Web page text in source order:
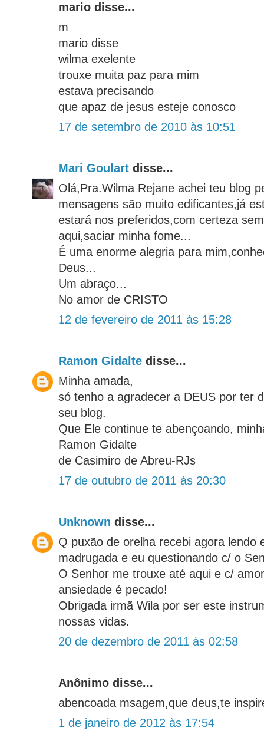
mario disse...
m
mario disse
wilma exelente
trouxe muita paz para mim
estava precisando
que apaz de jesus esteje conosco
17 de setembro de 2010 às 10:51
Mari Goulart disse...
Olá,Pra.Wilma Rejane achei teu blog
mensagens são muito edificantes,já
estará nos preferidos,com certeza
aqui,saciar minha fome...
É uma enorme alegria para
Deus...
Um abraço...
No amor de CRISTO
12 de fevereiro de 2011 às 15:28
Ramon Gidalte disse...
Minha amada,
só tenho a agradecer a DEUS por ter
seu blog.
Que Ele continue te abençoando,
Ramon Gidalte
de Casimiro de Abreu-RJs
17 de outubro de 2011 às 20:30
Unknown disse...
Q puxão de orelha recebi agora lendo
madrugada e eu questionando c/ o
O Senhor me trouxe até aqui e c/
ansiedade é pecado!
Obrigada irmã Wila por ser este
nossas vidas.
20 de dezembro de 2011 às 02:58
Anônimo disse...
abencoada msagem,que deus,te
1 de janeiro de 2012 às 17:54